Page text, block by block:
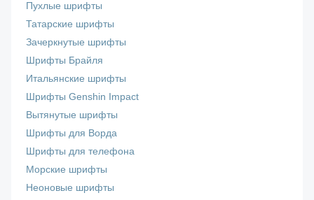
Пухлые шрифты
Татарские шрифты
Зачеркнутые шрифты
Шрифты Брайля
Итальянские шрифты
Шрифты Genshin Impact
Вытянутые шрифты
Шрифты для Ворда
Шрифты для телефона
Морские шрифты
Неоновые шрифты